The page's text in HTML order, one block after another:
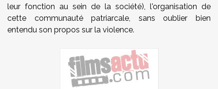
leur fonction au sein de la société), l'organisation de
cette communauté patriarcale, sans oublier bien
entendu son propos sur la violence.